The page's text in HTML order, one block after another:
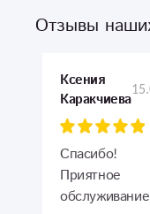
Отзывы
Ксения
Каракчиева
Спасибо!
Приятное